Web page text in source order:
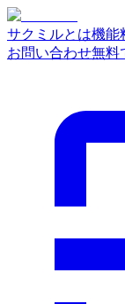
サクミルとは機能
お問い合わせ無料